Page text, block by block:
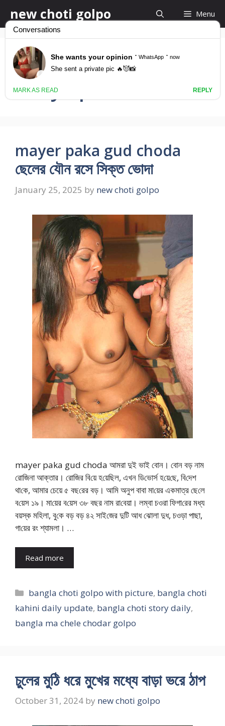
to
content
new choti golpo Menu
bangla choti kahini
daily update
mayer paka gud choda
ছেলের যৌন রসে সিক্ত ভোদা
January 25, 2025 by new choti golpo
mayer paka gud choda আমরা দুই ভাই বোন। বোন বড় নাম
রো‌জিনা আক্তার। রো‌জির বি‌য়ে হ‌য়ে‌ছিল, এখন ডি‌ভোর্স হ‌য়ে‌ছে, বি‌দেশ
থা‌কে, আমার চেয়ে ৫ বছ‌রের বড়। আমি অনুপ বাবা মা‌য়ের একমাত্র ছে‌লে
ব‌য়েস ১৯। মা‌য়ের ব‌য়েস ৩৮ বছর নাম রা‌বেয়া। লম্বা চওরা ফিগা‌রের মধ্য
বয়স্ক মহিলা, বু‌কে বড় বড় ৪২ সাই‌জের দু‌টি আধ ঝোলা দুধ, চওড়া পাছা,
গা‌য়ের রং শ্যামলা। …
Read more
Categories
bangla choti golpo with picture, bangla choti
kahini daily update, bangla choti story daily,
bangla ma chele chodar golpo
চুলের মুঠি ধরে মুখের মধ্যে বাড়া ভরে ঠাপ
October 31, 2024 by new choti golpo